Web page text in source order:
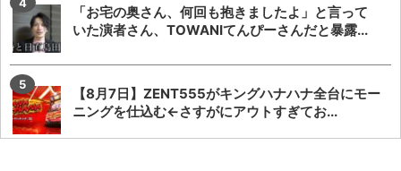
「お宅の奥さん、何回も抱きましたよ」と言って
いた演者さん、TOWANIてんぴーさんだと暴露...
【8月7日】ZENT555がキングハナハナ全台にモー
ニングを仕込む←さすがにアウトすぎてお...